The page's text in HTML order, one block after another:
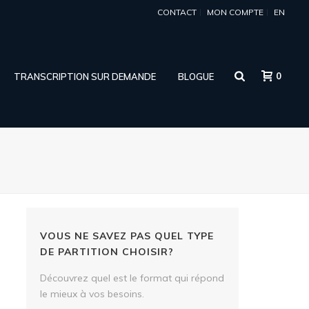
CONTACT MON COMPTE EN
TRANSCRIPTION SUR DEMANDE BLOGUE 0
VOUS NE SAVEZ PAS QUEL TYPE
DE PARTITION CHOISIR?
Découvrez quel est le format qui répond
le mieux à vos besoins.